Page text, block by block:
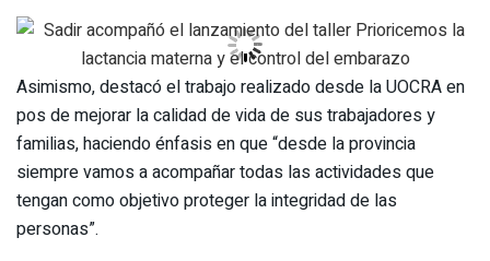
Asimismo, destacó el trabajo realizado desde la UOCRA en
pos de mejorar la calidad de vida de sus trabajadores y
familias, haciendo énfasis en que “desde la provincia
siempre vamos a acompañar todas las actividades que
tengan como objetivo proteger la integridad de las
personas”.